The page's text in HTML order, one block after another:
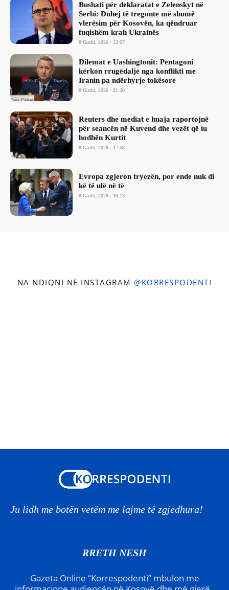
Bushati për deklaratat e Zelenskyt në
Serbi: Duhej të tregonte më shumë
vlerësim për Kosovën, ka qëndruar
fuqishëm krah Ukrainës
8 Gusht, 2026 - 22:07
Dilemat e Uashingtonit: Pentagoni
kërkon rrugëdalje nga konflikti me
Iranin pa ndërhyrje tokësore
8 Gusht, 2026 - 21:20
Reuters dhe mediat e huaja raportojnë
për seancën në Kuvend dhe vezët që iu
hodhën Kurtit
8 Gusht, 2026 - 17:08
Evropa zgjeron tryezën, por ende nuk di
kë të ulë në të
8 Gusht, 2026 - 10:13
NA NDIQNI NË INSTAGRAM @KORRESPODENTI
Ju lidh me botën vetëm me lajme të zgjedhura!
RRETH NESH
Gazeta Online “Korrespodenti” mbulon me